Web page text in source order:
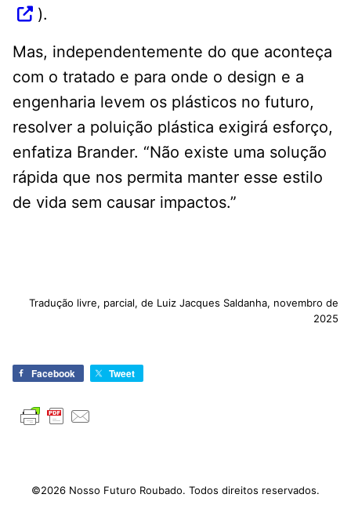
).
Mas, independentemente do que aconteça
com o tratado e para onde o design e a
engenharia levem os plásticos no futuro,
resolver a poluição plástica exigirá esforço,
enfatiza Brander. “Não existe uma solução
rápida que nos permita manter esse estilo
de vida sem causar impactos.”
Tradução livre, parcial, de Luiz Jacques Saldanha, novembro de
2025
Facebook Tweet
©2026 Nosso Futuro Roubado. Todos direitos reservados.